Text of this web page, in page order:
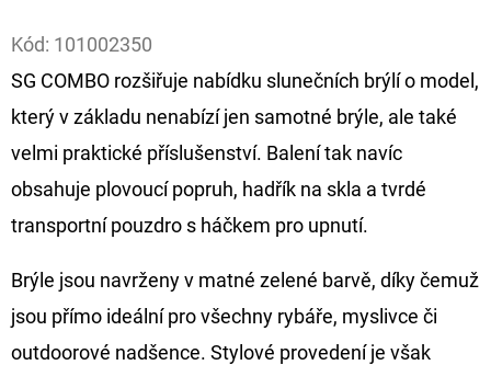
Kód: 101002350
SG COMBO rozšiřuje nabídku slunečních brýlí o model,
který v základu nenabízí jen samotné brýle, ale také
velmi praktické příslušenství. Balení tak navíc
obsahuje plovoucí popruh, hadřík na skla a tvrdé
transportní pouzdro s háčkem pro upnutí.
Brýle jsou navrženy v matné zelené barvě, díky čemuž
jsou přímo ideální pro všechny rybáře, myslivce či
outdoorové nadšence. Stylové provedení je však
D
O
P
O
R
U
Č
U
E
M
E